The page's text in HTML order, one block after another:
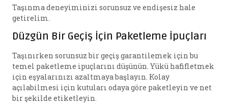
Taşınma deneyiminizi sorunsuz ve endişesiz hale
getirelim.
Düzgün Bir Geçiş İçin Paketleme İpuçları
Taşınırken sorunsuz bir geçiş garantilemek için bu
temel paketleme ipuçlarını düşünün. Yükü hafifletmek
için eşyalarınızı azaltmaya başlayın. Kolay
açılabilmesi için kutuları odaya göre paketleyin ve net
bir şekilde etiketleyin.